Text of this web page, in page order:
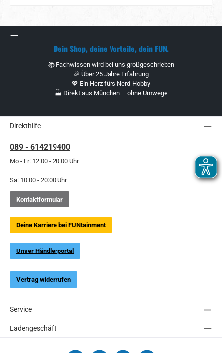
Dein Shop, deine Vorteile, dein FUN.
📚 Fachwissen wird bei uns großgeschrieben
🎉 Über 25 Jahre Erfahrung
💖 Ein Herz fürs Nerd-Hobby
🏭 Direkt aus München – ohne Umwege
Direkthilfe
089 - 614219400
Mo - Fr: 12:00 - 20:00 Uhr
Sa: 10:00 - 20:00 Uhr
Kontaktformular
Deine Karriere bei FUNtainment
Unser Händlerportal
Vertrag widerrufen
Service
Ladengeschäft